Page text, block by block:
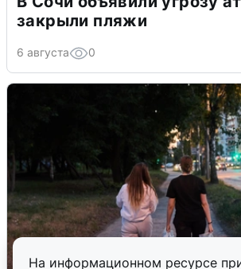
На информационном ресурсе
закрыли пляжи
6 августа 0